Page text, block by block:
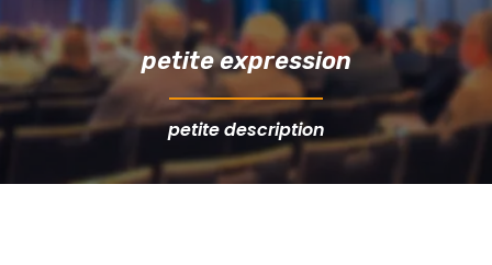
petite expression
petite description